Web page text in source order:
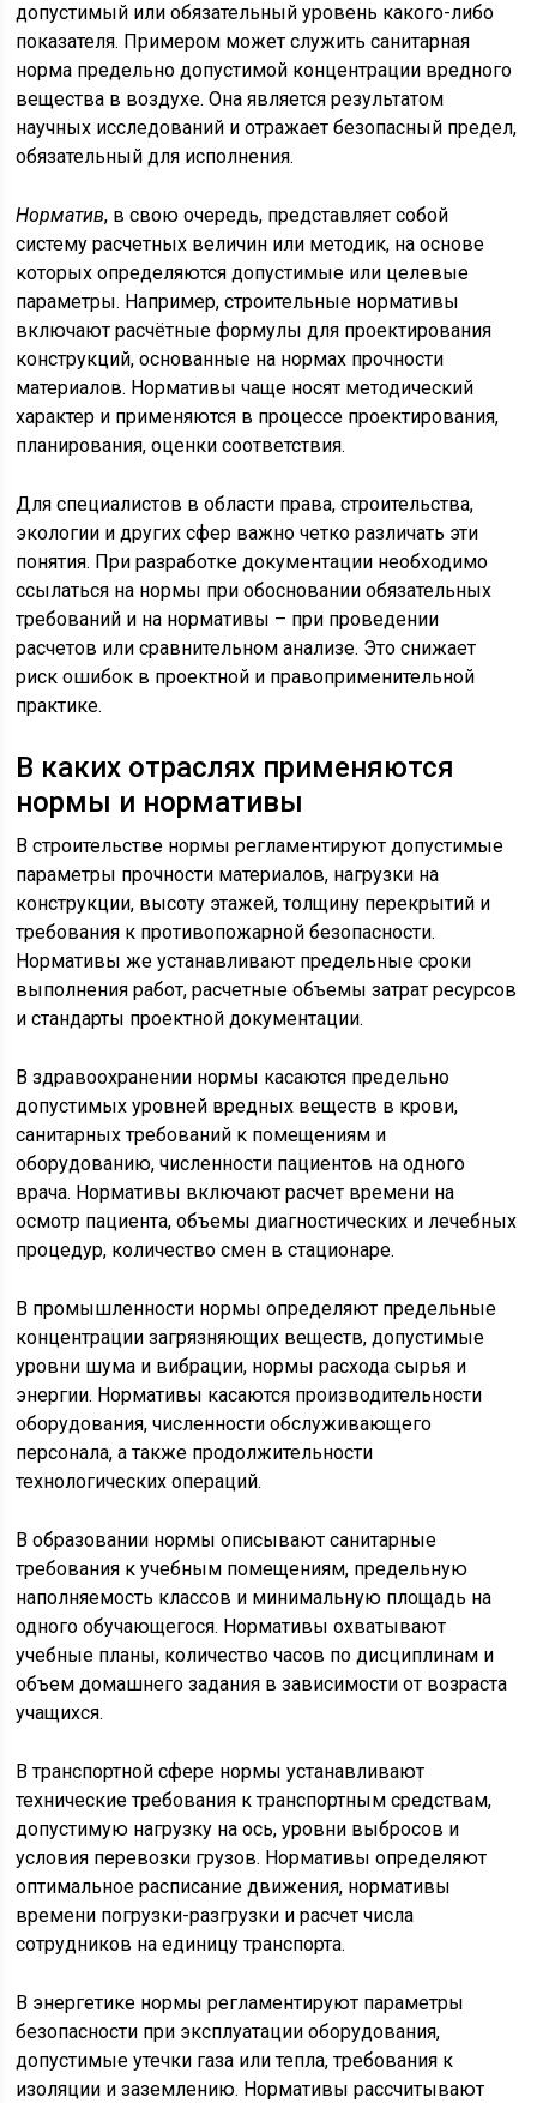
допустимый или обязательный уровень какого-либо
показателя. Примером может служить санитарная
норма предельно допустимой концентрации вредного
вещества в воздухе. Она является результатом
научных исследований и отражает безопасный предел,
обязательный для исполнения.
Норматив, в свою очередь, представляет собой
систему расчетных величин или методик, на основе
которых определяются допустимые или целевые
параметры. Например, строительные нормативы
включают расчётные формулы для проектирования
конструкций, основанные на нормах прочности
материалов. Нормативы чаще носят методический
характер и применяются в процессе проектирования,
планирования, оценки соответствия.
Для специалистов в области права, строительства,
экологии и других сфер важно четко различать эти
понятия. При разработке документации необходимо
ссылаться на нормы при обосновании обязательных
требований и на нормативы – при проведении
расчетов или сравнительном анализе. Это снижает
риск ошибок в проектной и правоприменительной
практике.
В каких отраслях применяются
нормы и нормативы
В строительстве нормы регламентируют допустимые
параметры прочности материалов, нагрузки на
конструкции, высоту этажей, толщину перекрытий и
требования к противопожарной безопасности.
Нормативы же устанавливают предельные сроки
выполнения работ, расчетные объемы затрат ресурсов
и стандарты проектной документации.
В здравоохранении нормы касаются предельно
допустимых уровней вредных веществ в крови,
санитарных требований к помещениям и
оборудованию, численности пациентов на одного
врача. Нормативы включают расчет времени на
осмотр пациента, объемы диагностических и лечебных
процедур, количество смен в стационаре.
В промышленности нормы определяют предельные
концентрации загрязняющих веществ, допустимые
уровни шума и вибрации, нормы расхода сырья и
энергии. Нормативы касаются производительности
оборудования, численности обслуживающего
персонала, а также продолжительности
технологических операций.
В образовании нормы описывают санитарные
требования к учебным помещениям, предельную
наполняемость классов и минимальную площадь на
одного обучающегося. Нормативы охватывают
учебные планы, количество часов по дисциплинам и
объем домашнего задания в зависимости от возраста
учащихся.
В транспортной сфере нормы устанавливают
технические требования к транспортным средствам,
допустимую нагрузку на ось, уровни выбросов и
условия перевозки грузов. Нормативы определяют
оптимальное расписание движения, нормативы
времени погрузки-разгрузки и расчет числа
сотрудников на единицу транспорта.
В энергетике нормы регламентируют параметры
безопасности при эксплуатации оборудования,
допустимые утечки газа или тепла, требования к
изоляции и заземлению. Нормативы рассчитывают